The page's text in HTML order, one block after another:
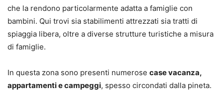
che la rendono particolarmente adatta a famiglie con
bambini. Qui trovi sia stabilimenti attrezzati sia tratti di
spiaggia libera, oltre a diverse strutture turistiche a misura
di famiglie.
In questa zona sono presenti numerose case vacanza,
appartamenti e campeggi, spesso circondati dalla pineta.